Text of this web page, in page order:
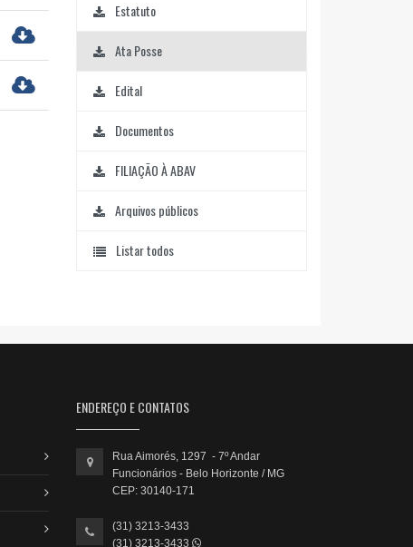
Estatuto
Ata Posse
Edital
Documentos
FILIAÇÃO À ABAV
Arquivos públicos
Listar todos
ENDEREÇO E CONTATOS
Rua Aimorés, 1297 - 7º Andar
Funcionários - Belo Horizonte / MG
CEP: 30140-171
(31) 3213-3433
(31) 3213-3433